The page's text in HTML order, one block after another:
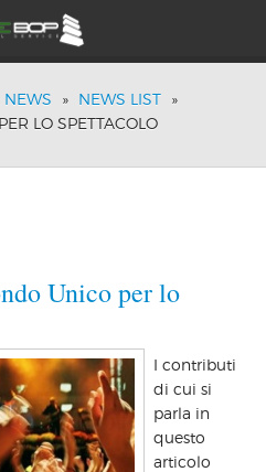
NEWS » NEWS LIST »
LO SPETTACOLO
Unico per lo
I contributi
di cui si
parla in
questo
articolo